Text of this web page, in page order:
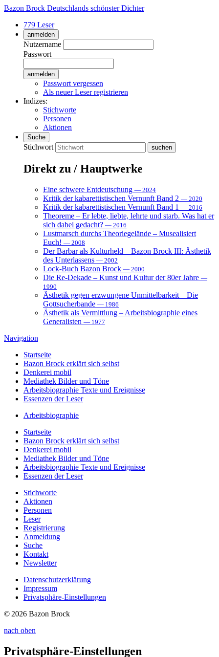
Bazon Brock Deutschlands schönster Dichter
779 Leser
anmelden
Nutzername
Passwort
Passwort vergessen
Als neuer Leser registrieren
Indizes:
Stichworte
Personen
Aktionen
Suche
Stichwort
Direkt zu / Hauptwerke
Eine schwere Entdeutschung — 2024
Kritik der kabarettistischen Vernunft Band 2 — 2020
Kritik der kabarettistischen Vernunft Band 1 — 2016
Theoreme – Er lebte, liebte, lehrte und starb. Was hat er
sich dabei gedacht? — 2016
Lustmarsch durchs Theoriegelände – Musealisiert
Euch! — 2008
Der Barbar als Kulturheld – Bazon Brock III: Ästhetik
des Unterlassens — 2002
Lock-Buch Bazon Brock — 2000
Die Re-Dekade – Kunst und Kultur der 80er Jahre —
1990
Ästhetik gegen erzwungene Unmittelbarkeit – Die
Gottsucherbande — 1986
Ästhetik als Vermittlung – Arbeitsbiographie eines
Generalisten — 1977
Navigation
Startseite
Bazon Brock erklärt sich selbst
Denkerei mobil
Mediathek Bilder und Töne
Arbeitsbiographie Texte und Ereignisse
Essenzen der Leser
Arbeitsbiographie
Startseite
Bazon Brock erklärt sich selbst
Denkerei mobil
Mediathek Bilder und Töne
Arbeitsbiographie Texte und Ereignisse
Essenzen der Leser
Stichworte
Aktionen
Personen
Leser
Registrierung
Anmeldung
Suche
Kontakt
Newsletter
Datenschutzerklärung
Impressum
Privatsphäre-Einstellungen
© 2026 Bazon Brock
nach oben
Privatsphäre-Einstellungen